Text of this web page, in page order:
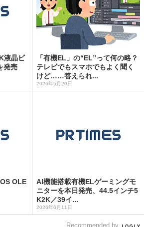
液晶ビ
発売
「有機EL」の“EL”って何の略？
テレビでもスマホでもよく聞く
けど……答えられ...
2026年5月20日
OLE
AI機能搭載有機ELゲーミングモ
ニターを本日発売、44.5インチ5
K2K／39イ...
2026年6月11日
Recommended by